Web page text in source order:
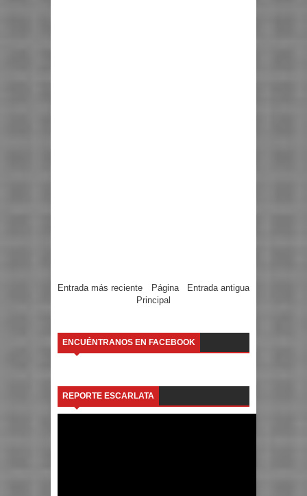
Entrada más reciente Entrada antigua
Página
Principal
ENCUÉNTRANOS EN FACEBOOK
REPORTE ESCARLATA